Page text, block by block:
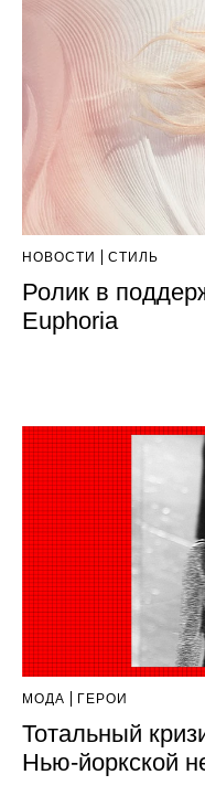
НОВОСТИ СТИЛЬ
Ролик в
Euphoria
МОДА ГЕРОИ
Тотальный
Нью-йоркской